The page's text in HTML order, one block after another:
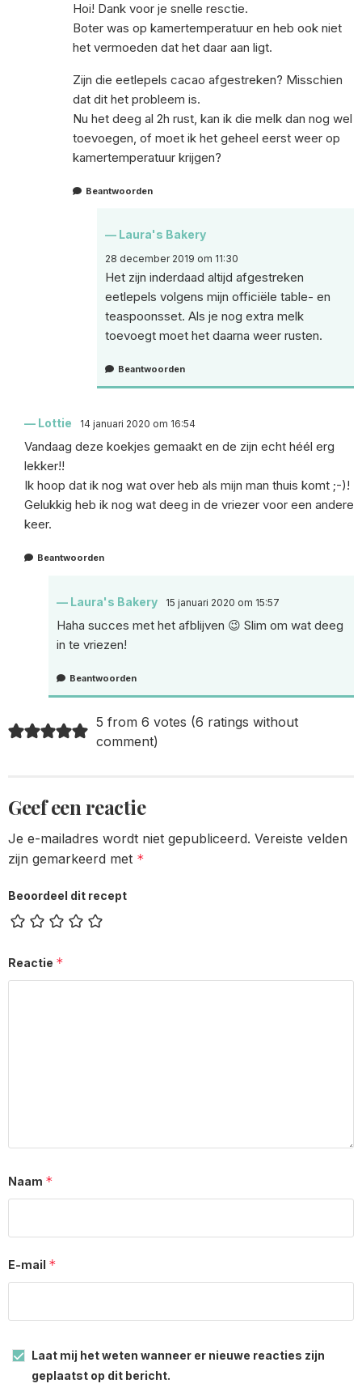
Hoi! Dank voor je snelle resctie.
Boter was op kamertemperatuur en heb ook niet
het vermoeden dat het daar aan ligt.
Zijn die eetlepels cacao afgestreken? Misschien
dat dit het probleem is.
Nu het deeg al 2h rust, kan ik die melk dan nog wel
toevoegen, of moet ik het geheel eerst weer op
kamertemperatuur krijgen?
Beantwoorden
Laura's Bakery
28 december 2019 om 11:30
Het zijn inderdaad altijd afgestreken
eetlepels volgens mijn officiële table- en
teaspoonsset. Als je nog extra melk
toevoegt moet het daarna weer rusten.
Beantwoorden
Lottie 14 januari 2020 om 16:54
Vandaag deze koekjes gemaakt en de zijn echt héél erg
lekker!!
Ik hoop dat ik nog wat over heb als mijn man thuis komt ;-)!
Gelukkig heb ik nog wat deeg in de vriezer voor een andere
keer.
Beantwoorden
Laura's Bakery 15 januari 2020 om 15:57
Haha succes met het afblijven 😉 Slim om wat deeg
in te vriezen!
Beantwoorden
5 from 6 votes (6 ratings without
comment)
Geef een reactie
Je e-mailadres wordt niet gepubliceerd. Vereiste velden
zijn gemarkeerd met *
Beoordeel dit recept
Reactie *
Naam *
E-mail *
Laat mij het weten wanneer er nieuwe reacties zijn
geplaatst op dit bericht.